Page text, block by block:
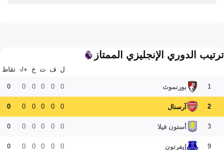
ترتيب الدوري الإنجليزي الممتاز
ل ف ت خ +/- نقاط
1 بورنموث 0
0
0
0
0
0
2 آرسنال 0
0
0
0
0
0
3 أستون فيلا 0
0
0
0
0
0
9 إيفرتون 0
0
0
0
0
0